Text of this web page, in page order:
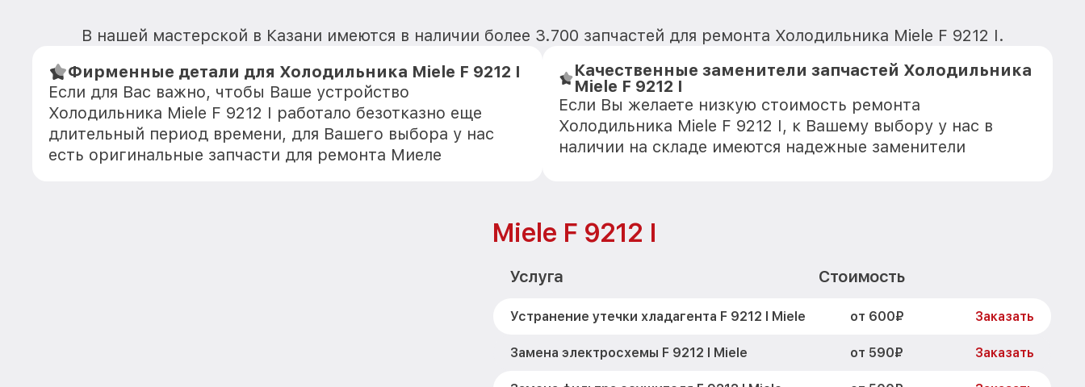
В нашей мастерской в Казани имеются в наличии более 3.700 запчастей для ремонта Холодильника Miele F 9212 I.
Фирменные детали для Холодильника Miele F 9212 I
Если для Вас важно, чтобы Ваше устройство
Холодильника Miele F 9212 I работало безотказно еще
длительный период времени, для Вашего выбора у нас
есть оригинальные запчасти для ремонта Миеле
Качественные заменители запчастей Холодильника
Miele F 9212 I
Если Вы желаете низкую стоимость ремонта
Холодильника Miele F 9212 I, к Вашему выбору у нас в
наличии на складе имеются надежные заменители
Miele F 9212 I
Услуга Стоимость
Устранение утечки хладагента F 9212 I Miele от 600₽ Заказать
Замена электросхемы F 9212 I Miele от 590₽ Заказать